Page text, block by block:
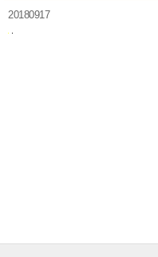
20180917